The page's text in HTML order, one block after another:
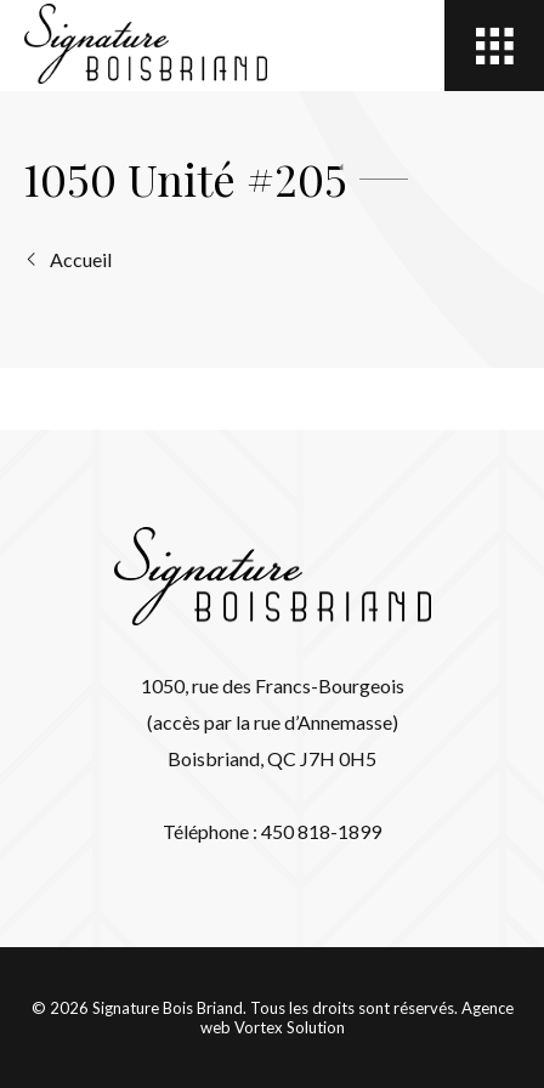
Open
navigation
Accueil
1050 Unité #205
1050, rue des Francs-Bourgeois
(accès par la rue d’Annemasse)
Boisbriand, QC J7H 0H5
Téléphone : 450 818-1899
© 2026 Signature Bois Briand. Tous les droits sont réservés. Agence
web Vortex Solution